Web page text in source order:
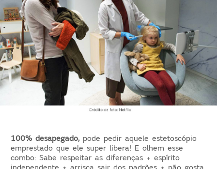
100% desapegado,pode pedir aquele estetoscópio
emprestado que ele super libera! E olhem esse
combo: Sabe respeitar as diferenças + espírito